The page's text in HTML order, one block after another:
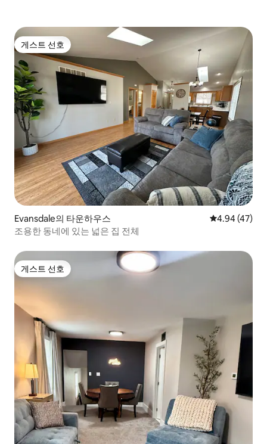
게스트 선호
게스트 선호
Evansdale의 타운하우스 평점 4.94점(5
4.94 (47)
조용한 동네에 있는 넓은 집 전체
게스트 선호
게스트 선호